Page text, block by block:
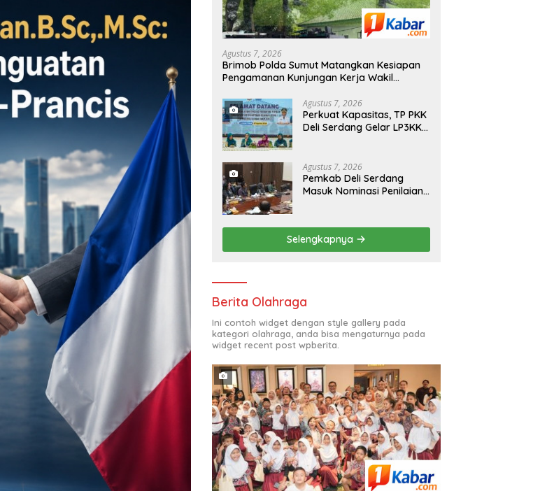
Agustus 7, 2026
Brimob Polda Sumut Matangkan Kesiapan
Pengamanan Kunjungan Kerja Wakil
Agustus 7, 2026
Perkuat Kapasitas, TP PKK
Deli Serdang Gelar LP3KK
Agustus 7, 2026
Pemkab Deli Serdang
Masuk Nominasi Penilaian
Sumatera
Selengkapnya
Berita Olahraga
Ini contoh widget dengan style gallery pada
kategori olahraga, anda bisa mengaturnya pada
widget recent post wpberita.